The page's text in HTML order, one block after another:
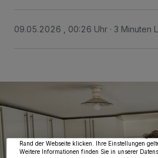
09.05.2026 , 00:26 Uhr 3 Minuten
wie Browserdaten oder eindeutige Kennungen auf
von OK aktivieren Sie Tracking-Technologien für
Partner verarbeiten Daten, um Ihnen Dienste
Zwecke. Wenn Tracker deaktiviert sind, sind
möglicherweise nicht mehr so relevant für Sie. Sie
wieder aufrufen, um Ihre Einstellungen zu
widerrufen, indem Sie auf den Link Einstellungen
Rand der Webseite klicken. Ihre Einstellungen
Weitere Informationen finden Sie in unserer